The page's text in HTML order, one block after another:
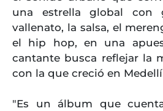
una estrella global con
vallenato, la salsa, el
el hip hop, en una
cantante busca reflejar la
con la que creció en
"Es un álbum que